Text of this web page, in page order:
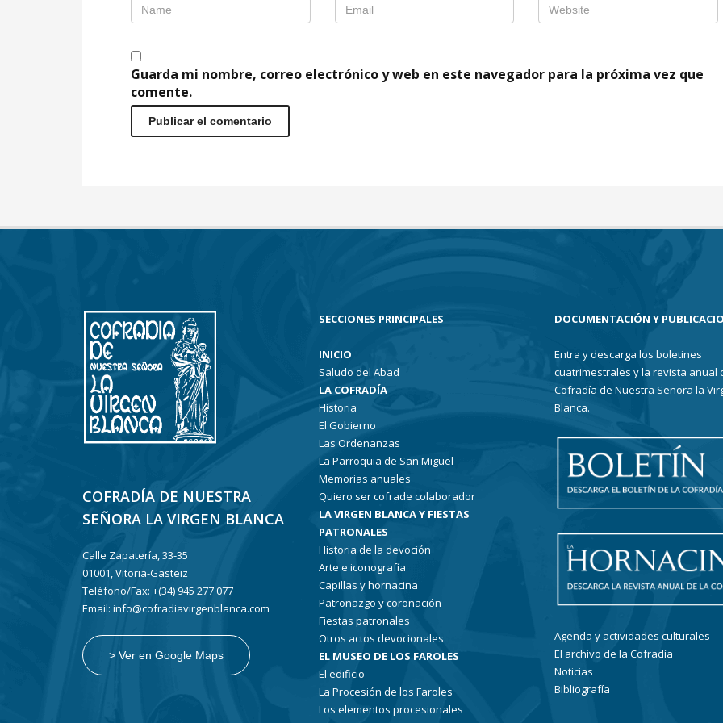
Guarda mi nombre, correo electrónico y web en este navegador para la próxima vez que
comente.
COFRADÍA DE NUESTRA
SEÑORA LA VIRGEN BLANCA
Calle Zapatería, 33-35
01001, Vitoria-Gasteiz
Teléfono/Fax: +(34) 945 277 077
Email: info@cofradiavirgenblanca.com
> Ver en Google Maps
SECCIONES PRINCIPALES
INICIO
Saludo del Abad
LA COFRADÍA
Historia
El Gobierno
Las Ordenanzas
La Parroquia de San Miguel
Memorias anuales
Quiero ser cofrade colaborador
LA VIRGEN BLANCA Y FIESTAS
PATRONALES
Historia de la devoción
Arte e iconografía
Capillas y hornacina
Patronazgo y coronación
Fiestas patronales
Otros actos devocionales
EL MUSEO DE LOS FAROLES
El edificio
La Procesión de los Faroles
Los elementos procesionales
DOCUMENTACIÓN Y
Entra y descarga los boletines
cuatrimestrales y la revista anual
Cofradía de Nuestra Señora la
Blanca.
Agenda y actividades culturales
El archivo de la Cofradía
Noticias
Bibliografía